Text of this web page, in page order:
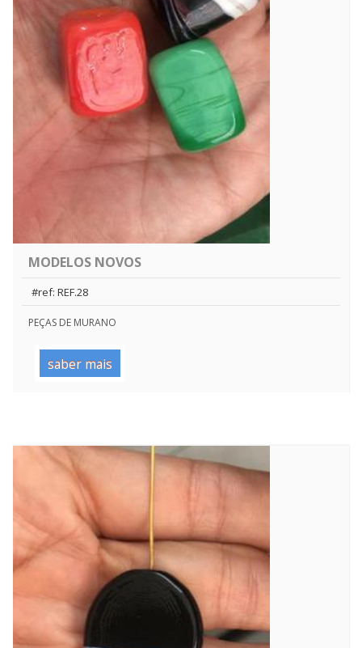
MODELOS NOVOS
#ref: REF.28
PEÇAS DE MURANO
saber mais